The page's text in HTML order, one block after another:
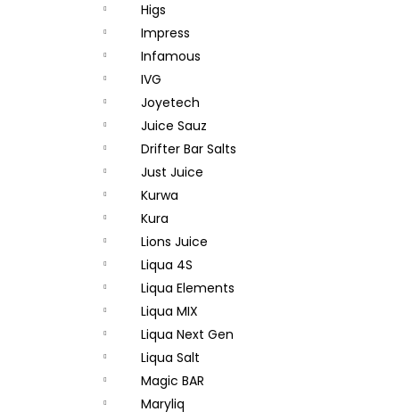
Higs
Impress
Infamous
IVG
Joyetech
Juice Sauz
Drifter Bar Salts
Just Juice
Kurwa
Kura
Lions Juice
Liqua 4S
Liqua Elements
Liqua MIX
Liqua Next Gen
Liqua Salt
Magic BAR
Maryliq